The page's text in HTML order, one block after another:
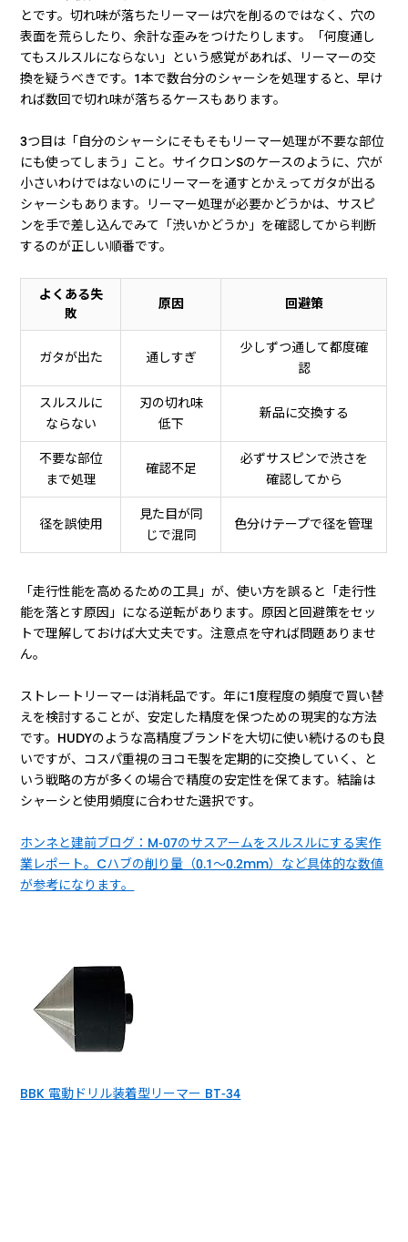
とです。切れ味が落ちたリーマーは穴を削るのではなく、穴の
表面を荒らしたり、余計な歪みをつけたりします。「何度通し
てもスルスルにならない」という感覚があれば、リーマーの交
換を疑うべきです。1本で数台分のシャーシを処理すると、早け
れば数回で切れ味が落ちるケースもあります。
3つ目は「自分のシャーシにそもそもリーマー処理が不要な部位
にも使ってしまう」こと。サイクロンSのケースのように、穴が
小さいわけではないのにリーマーを通すとかえってガタが出る
シャーシもあります。リーマー処理が必要かどうかは、サスピ
ンを手で差し込んでみて「渋いかどうか」を確認してから判断
するのが正しい順番です。
よくある失
敗
原因 回避策
ガタが出た 通しすぎ
少しずつ通して都度確
認
スルスルに
ならない
刃の切れ味
低下
新品に交換する
不要な部位
まで処理
確認不足
必ずサスピンで渋さを
確認してから
径を誤使用
見た目が同
じで混同
色分けテープで径を管理
「走行性能を高めるための工具」が、使い方を誤ると「走行性
能を落とす原因」になる逆転があります。原因と回避策をセッ
トで理解しておけば大丈夫です。注意点を守れば問題ありませ
ん。
ストレートリーマーは消耗品です。年に1度程度の頻度で買い替
えを検討することが、安定した精度を保つための現実的な方法
です。HUDYのような高精度ブランドを大切に使い続けるのも良
いですが、コスパ重視のヨコモ製を定期的に交換していく、と
いう戦略の方が多くの場合で精度の安定性を保てます。結論は
シャーシと使用頻度に合わせた選択です。
ホンネと建前ブログ：M-07のサスアームをスルスルにする実作
業レポート。Cハブの削り量（0.1〜0.2mm）など具体的な数値
が参考になります。
BBK 電動ドリル装着型リーマー BT-34